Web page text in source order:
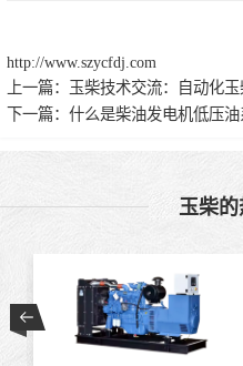
http://www.szycfdj.com
上一篇：
玉柴技术交流：自动化
下一篇： 什么是柴油发电机低压
玉柴